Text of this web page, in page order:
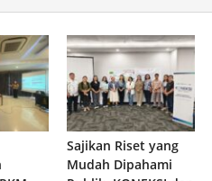
Sajikan Riset yang
Mudah Dipahami